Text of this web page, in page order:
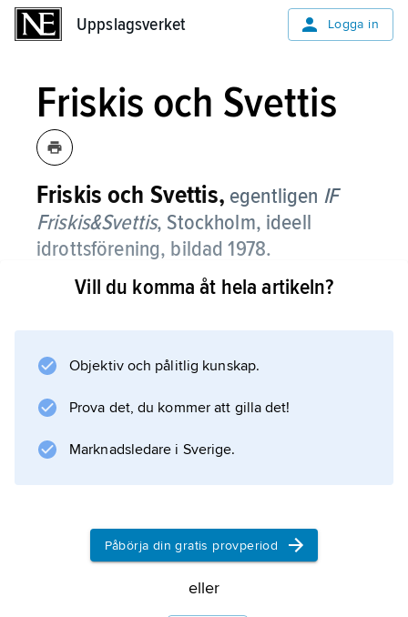
Uppslagsverket Logga in
Friskis och Svettis
Friskis och Svettis, egentligen IF
Friskis&Svettis, Stockholm, ideell
idrottsförening, bildad 1978.
Friskis och Svettis grundades av Johan
övriga Europa (2012). Föreningen bildades
bättre skulle kunna utnyttja varandras
kunskaper.
Information om artikeln
Vill du komma åt hela artikeln?
Objektiv och pålitlig kunskap.
Prova det, du kommer att gilla det!
Marknadsledare i Sverige.
Påbörja din gratis provperiod
eller